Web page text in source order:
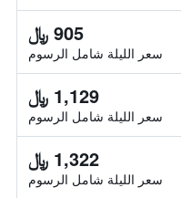
905 ﷼
سعر الليلة شامل الرسوم
1,129 ﷼
سعر الليلة شامل الرسوم
1,322 ﷼
سعر الليلة شامل الرسوم